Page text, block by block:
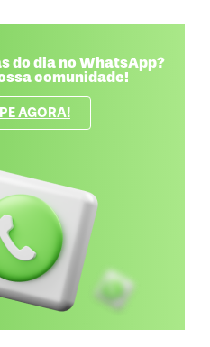
do dia no WhatsApp?
comunidade!
AGORA!